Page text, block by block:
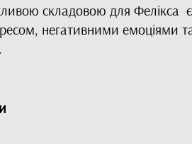
складовою для Фелікса є
негативними емоціями